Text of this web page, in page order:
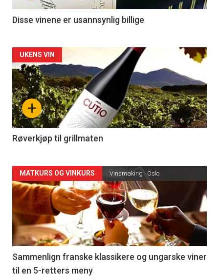
3
Disse vinene er usannsynlig billige
Forsiden
akkurat
nå
-
4
+
UKENS VIN
Røverkjøp til grillmaten
Forsiden
akkurat
nå
-
5
MATKURS OG VINKURS Vinsmaking i Oslo
Sammenlign franske klassikere og ungarske viner
til en 5-retters meny